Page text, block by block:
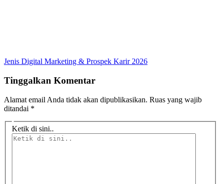
Jenis Digital Marketing & Prospek Karir 2026
Tinggalkan Komentar
Alamat email Anda tidak akan dipublikasikan. Ruas yang wajib
ditandai *
Ketik di sini..